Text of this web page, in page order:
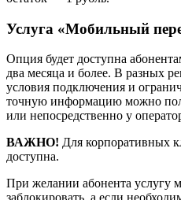
Услуга «Мобильный
Опция будет доступна
два месяца и более. В разных
условия подключения и
точную информацию можно
или непосредственно у
ВАЖНО! Для корпоративных
доступна.
При желании абонента услугу